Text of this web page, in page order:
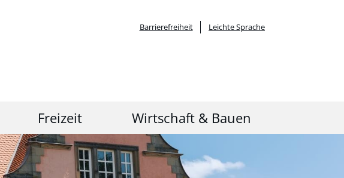
Barrierefreiheit Leichte Sprache
Freizeit Wirtschaft & Bauen